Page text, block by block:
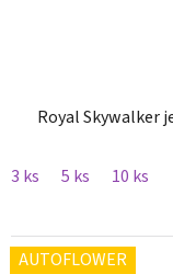
Royal Skywalker
3 ks
5 ks 10 ks
AUTOFLOWER